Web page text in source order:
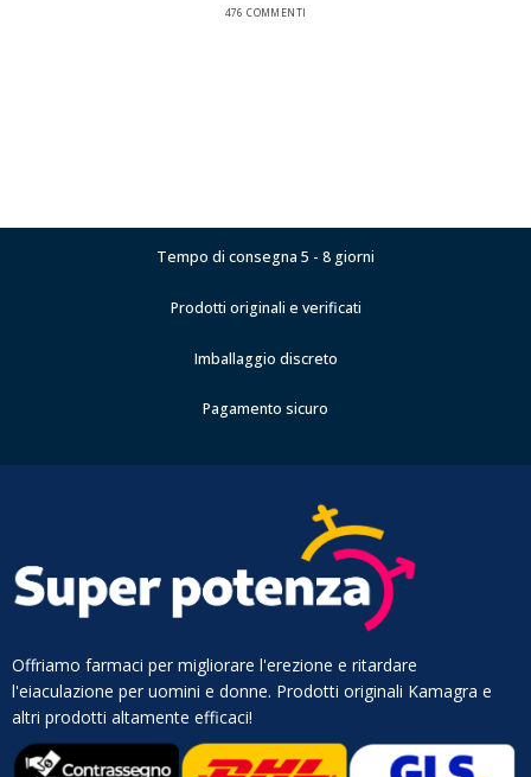
476 COMMENTI
Tempo di consegna 5 - 8 giorni
Prodotti originali e verificati
Imballaggio discreto
Pagamento sicuro
Offriamo farmaci per migliorare l'erezione e ritardare
l'eiaculazione per uomini e donne. Prodotti originali Kamagra e
altri prodotti altamente efficaci!